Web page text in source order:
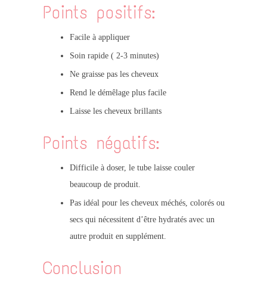
Points positifs:
Facile à appliquer
Soin rapide ( 2-3 minutes)
Ne graisse pas les cheveux
Rend le démêlage plus facile
Laisse les cheveux brillants
Points négatifs:
Difficile à doser, le tube laisse couler
beaucoup de produit.
Pas idéal pour les cheveux méchés, colorés ou
secs qui nécessitent d’être hydratés avec un
autre produit en supplément.
Conclusion